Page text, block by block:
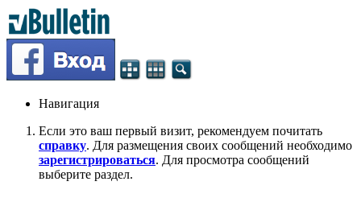
Навигация
Если это ваш первый визит, рекомендуем почитать
справку. Для размещения своих сообщений необходимо
зарегистрироваться. Для просмотра сообщений
выберите раздел.